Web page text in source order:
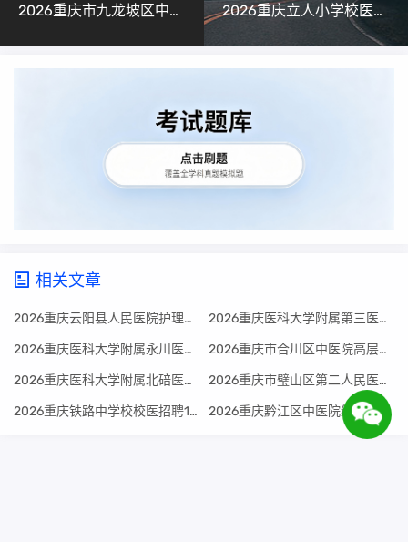
2026重庆市九龙坡区中医院招聘4人公告 2026重庆立人小学校医招聘1人公告
相关文章
2026重庆云阳县人民医院护理招聘10人公告
2026重庆医科大学附属第三医院招聘公告
2026重庆医科大学附属永川医院招聘18人公告
2026重庆市合川区中医院高层次人才招聘公告
2026重庆医科大学附属北碚医院重庆市第九人民医院招聘33人公告
2026重庆市璧山区第二人民医院招聘公告
2026重庆铁路中学校校医招聘1人公告
2026重庆黔江区中医院编外人员招聘17人公告